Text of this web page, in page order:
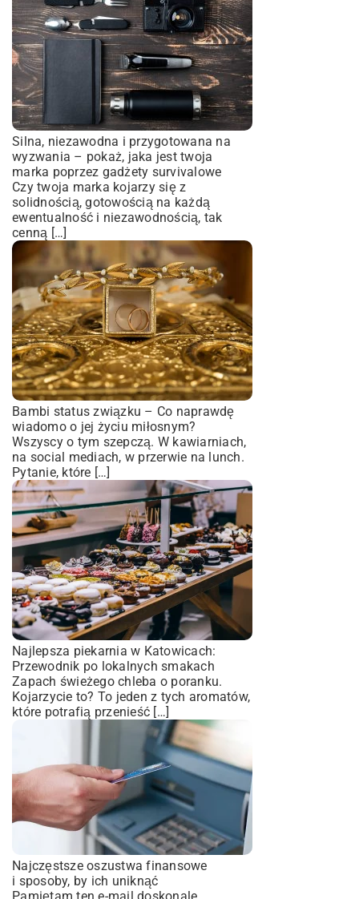
Silna, niezawodna i przygotowana na
wyzwania – pokaż, jaka jest twoja
marka poprzez gadżety survivalowe
Czy twoja marka kojarzy się z
solidnością, gotowością na każdą
ewentualność i niezawodnością, tak
cenną […]
Bambi status związku – Co naprawdę
wiadomo o jej życiu miłosnym?
Wszyscy o tym szepczą. W kawiarniach,
na social mediach, w przerwie na lunch.
Pytanie, które […]
Najlepsza piekarnia w Katowicach:
Przewodnik po lokalnych smakach
Zapach świeżego chleba o poranku.
Kojarzycie to? To jeden z tych aromatów,
które potrafią przenieść […]
Najczęstsze oszustwa finansowe
i sposoby, by ich uniknąć